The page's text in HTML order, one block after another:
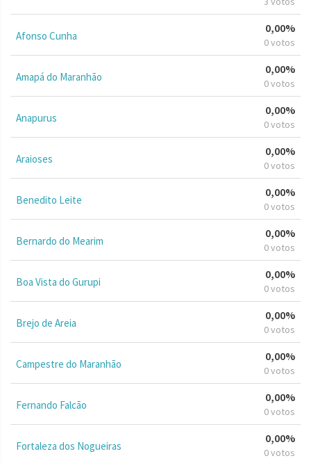
Afonso Cunha
0,00%
0 votos
Amapá do Maranhão
0,00%
0 votos
Anapurus
0,00%
0 votos
Araioses
0,00%
0 votos
Benedito Leite
0,00%
0 votos
Bernardo do Mearim
0,00%
0 votos
Boa Vista do Gurupi
0,00%
0 votos
Brejo de Areia
0,00%
0 votos
Campestre do Maranhão
0,00%
0 votos
Fernando Falcão
0,00%
0 votos
Fortaleza dos Nogueiras
0,00%
0 votos